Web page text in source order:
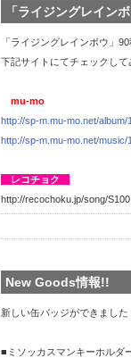
「ライジングレイン
「ライジングレインボウ」
下記サイトにてチェックして
mu-mo
http://sp-m.mu-mo.net/album/
http://sp-m.mu-mo.net/music/
レコチョク
http://recochoku.jp/song/
New Goods情報!!
新しい缶バッジができました
■ミソッカスマンキーホルダ